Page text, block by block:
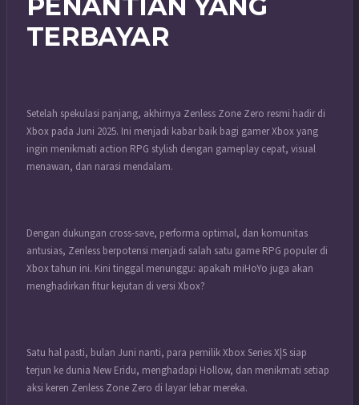
PENANTIAN YANG
TERBAYAR
Setelah spekulasi panjang, akhirnya Zenless Zone Zero resmi hadir di
Xbox pada Juni 2025. Ini menjadi kabar baik bagi gamer Xbox yang
ingin menikmati action RPG stylish dengan gameplay cepat, visual
menawan, dan narasi mendalam.
Dengan dukungan cross-save, performa optimal, dan komunitas
antusias, Zenless berpotensi menjadi salah satu game RPG populer di
Xbox tahun ini. Kini tinggal menunggu: apakah miHoYo juga akan
menghadirkan fitur kejutan di versi Xbox?
Satu hal pasti, bulan Juni nanti, para pemilik Xbox Series X|S siap
terjun ke dunia New Eridu, menghadapi Hollow, dan menikmati setiap
aksi keren Zenless Zone Zero di layar lebar mereka.